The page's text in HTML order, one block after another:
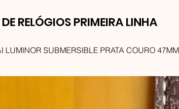
RELÓGIOS PRIMEIRA LINHA
LUMINOR SUBMERSIBLE PRATA COURO 47MM